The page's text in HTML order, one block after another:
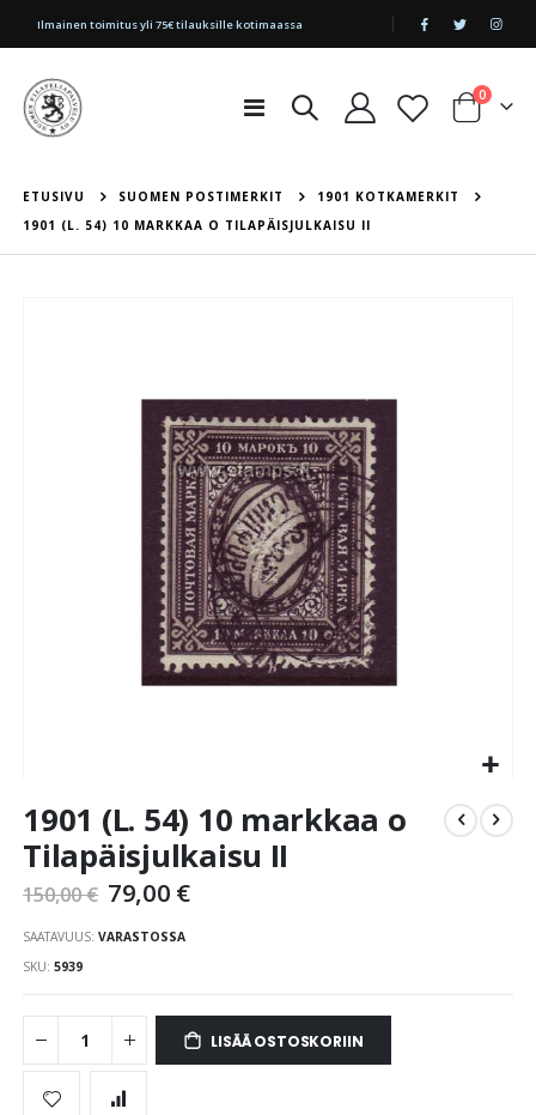
|
Ilmainen toimitus yli 75€ tilauksille kotimaassa
Toggle
Cart
0tuotetta
ETUSIVU SUOMEN POSTIMERKIT
1901 KOTKAMERKIT
1901 (L. 54) 10 MARKKAA O TILAPÄISJULKAISU II
to
beginning
of
images
gallery
1901 (L. 54) 10 markkaa o
Tilapäisjulkaisu II
150,00 € 79,00 €
SAATAVUUS: VARASTOSSA
SKU 5939
LISÄÄ OSTOSKORIIN